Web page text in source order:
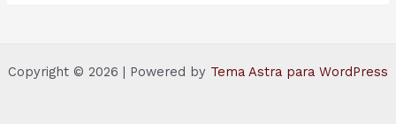
Copyright © 2026 | Powered by Tema Astra para WordPress